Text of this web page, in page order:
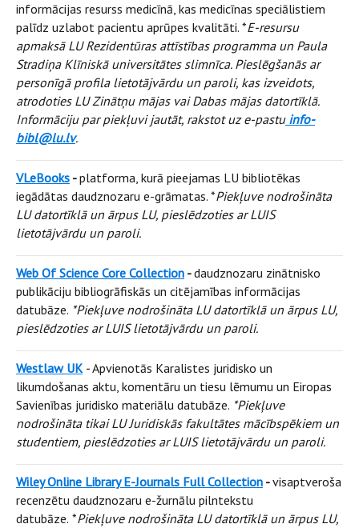
informācijas resurss medicīnā, kas medicīnas speciālistiem
palīdz uzlabot pacientu aprūpes kvalitāti. *E-resursu
apmaksā LU Rezidentūras attīstības programma un Paula
Stradiņa Klīniskā universitātes slimnīca. Pieslēgšanās ar
personīgā profila lietotājvārdu un paroli, kas izveidots,
atrodoties LU Zinātņu mājas vai Dabas mājas datortīklā.
Informāciju par piekļuvi jautāt, rakstot uz e-pastuinfo-
bibl@lu.lv.
VLeBooks -platforma, kurā pieejamas LU bibliotēkas
iegādātas daudznozaru e-grāmatas. *Piekļuve nodrošināta
LU datortīklā un ārpus LU, pieslēdzoties ar LUIS
lietotājvārdu un paroli.
Web Of Science Core Collection -daudznozaru zinātnisko
publikāciju bibliogrāfiskās un citējamības informācijas
datubāze. *Piekļuve nodrošināta LU datortīklā un ārpus LU,
pieslēdzoties ar LUIS lietotājvārdu un paroli.
Westlaw UK-Apvienotās Karalistes juridisko un
likumdošanas aktu, komentāru un tiesu lēmumu un Eiropas
Savienības juridisko materiālu datubāze. *Piekļuve
nodrošināta tikai LU Juridiskās fakultātes mācībspēkiem un
studentiem, pieslēdzoties ar LUIS lietotājvārdu un paroli.
Wiley Online Library E-Journals Full Collection -visaptveroša
recenzētu daudznozaru e-žurnālu pilntekstu
datubāze. *Piekļuve nodrošināta LU datortīklā un ārpus LU,